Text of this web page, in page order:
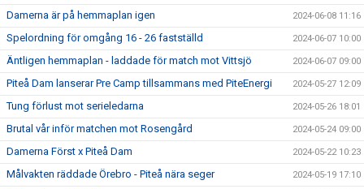
Damerna är på hemmaplan igen 2024-06-08 11:16
Spelordning för omgång 16 - 26 fastställd 2024-06-07 10:00
Äntligen hemmaplan - laddade för match mot Vittsjö 2024-06-07 09:00
Piteå Dam lanserar Pre Camp tillsammans med PiteEnergi 2024-05-27 12:09
Tung förlust mot serieledarna 2024-05-26 18:01
Brutal vår inför matchen mot Rosengård 2024-05-24 09:00
Damerna Först x Piteå Dam 2024-05-22 10:23
Målvakten räddade Örebro - Piteå nära seger 2024-05-19 17:10